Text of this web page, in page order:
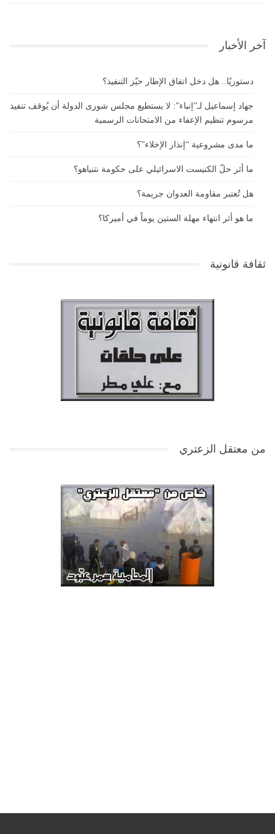
آخر الأخبار
دستوريًا.. هل دخل اتفاق الإطار حيّز التنفيذ؟
جهاد إسماعيل لـ”إنباء”: لا يستطيع مجلس شورى الدولة أن يُوقف تنفيذ
مرسوم تنظيم الإعفاء من الامتحانات الرسمية
ما مدى مشروعية “إنذار الإخلاء”؟
ما أثر حلّ الكنيست الاسرائيلي على حكومة نتنياهو؟
هل تُعتبر مقاومة العدوان جريمة؟
ما هو أثر انتهاء مهلة الستين يوماً في أميركا؟
ثقافة قانونية
من معتقل الزعتري